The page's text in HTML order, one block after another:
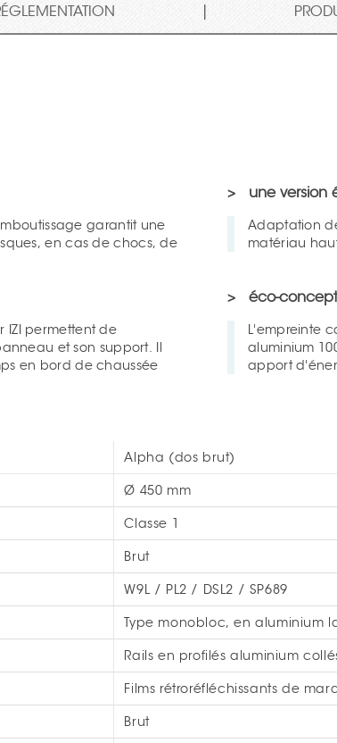
|
en cas de chocs, de
une version
Adaptation de notre offre à vos contraintes budgétaires avec un
matériau
et son support. Il
en bord de chaussée
éco-
L'empreinte carbone de Alpha a été réduite au maximum :
aluminium
apport
Alpha (dos brut)
Ø 450 mm
Classe 1
Brut
W9L / PL2 / DSL2 / SP689
Type monobloc, en aluminium
Rails en profilés aluminium
Films rétroréfléchissants de
Brut